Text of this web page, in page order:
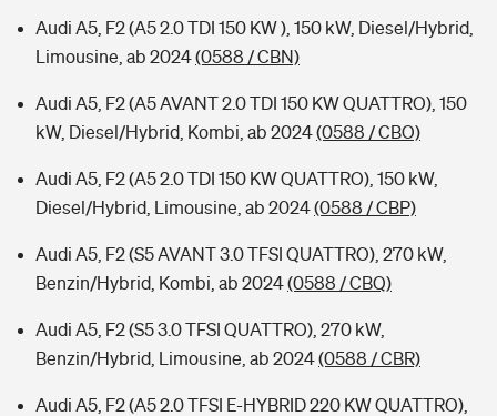
Audi A5, F2 (A5 2.0 TDI 150 KW ), 150 kW, Diesel/Hybrid,
Limousine, ab 2024(0588 / CBN)
Audi A5, F2 (A5 AVANT 2.0 TDI 150 KW QUATTRO), 150
kW, Diesel/Hybrid, Kombi, ab 2024(0588 / CBO)
Audi A5, F2 (A5 2.0 TDI 150 KW QUATTRO), 150 kW,
Diesel/Hybrid, Limousine, ab 2024(0588 / CBP)
Audi A5, F2 (S5 AVANT 3.0 TFSI QUATTRO), 270 kW,
Benzin/Hybrid, Kombi, ab 2024(0588 / CBQ)
Audi A5, F2 (S5 3.0 TFSI QUATTRO), 270 kW,
Benzin/Hybrid, Limousine, ab 2024(0588 / CBR)
Audi A5, F2 (A5 2.0 TFSI E-HYBRID 220 KW QUATTRO),